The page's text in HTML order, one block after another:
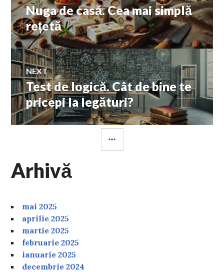
în
articole
Previous
post:
Nuga de casă. Cea mai simplă
rețetă
NEXT
Next
post:
Test de logică. Cât de bine te
pricepi la legături?
Arhivă
mai 2025
aprilie 2025
martie 2025
februarie 2025
ianuarie 2025
decembrie 2024